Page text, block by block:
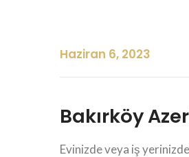
Haziran 6, 2023
Bakırköy
Evinizde veya iş